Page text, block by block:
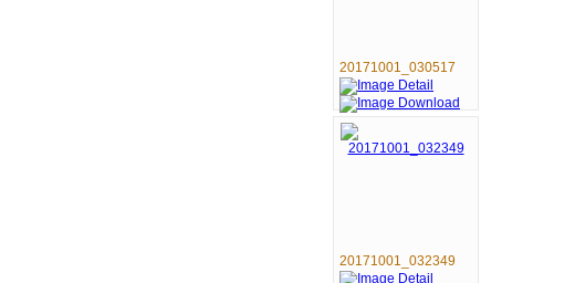
20171001_030517
20171001_032349